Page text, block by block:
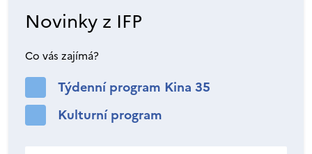
Novinky z IFP
Co vás zajímá?
Týdenní program Kina 35
Kulturní program